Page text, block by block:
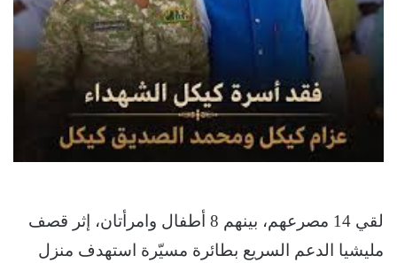
لقي 14 مصرعهم، بينهم 8 أطفال وامرأتان، إثر قصف
مليشيا الدعم السريع بطائرة مسيّرة استهدف منزل